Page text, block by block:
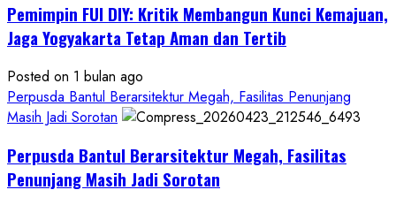
KDMP
Rp1,6
Diduga
Hanya
Separuhnya
Cair
ke
Pemimpin FUI DIY: Kritik Membangun Kunci Kemajuan,
Jaga Yogyakarta Tetap Aman dan Tertib
Posted on 1 bulan ago
Perpusda Bantul Berarsitektur Megah, Fasilitas Penunjang
Masih Jadi Sorotan
Perpusda Bantul Berarsitektur Megah, Fasilitas
Penunjang Masih Jadi Sorotan